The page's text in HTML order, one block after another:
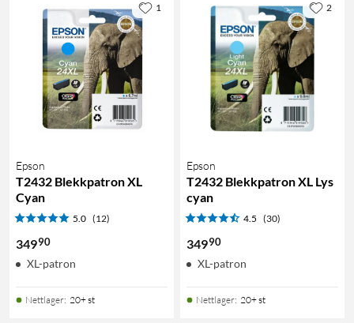
Epson
T2432 Blekkpatron XL
Cyan
5.0 (12)
34990
XL-patron
Nettlager: 20+ st
1
Epson
T2432 Blekkpatron XL Lys
cyan
4.5 (30)
34990
XL-patron
Nettlager: 20+ st
2